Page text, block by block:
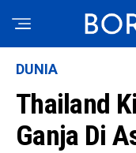
DUNIA
Thailand
Ganja Di